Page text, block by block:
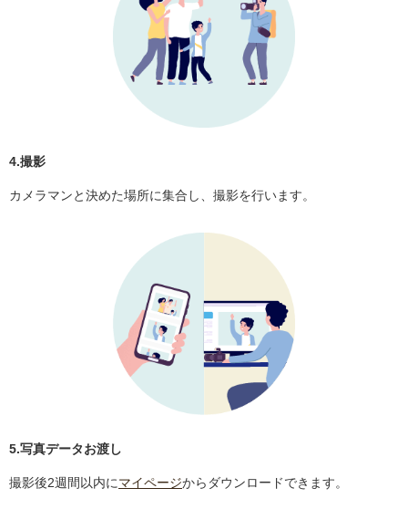
4.撮影
カメラマンと決めた場所に集合し、撮影を行います。
5.写真データお渡し
撮影後2週間以内にマイページからダウンロードできます。